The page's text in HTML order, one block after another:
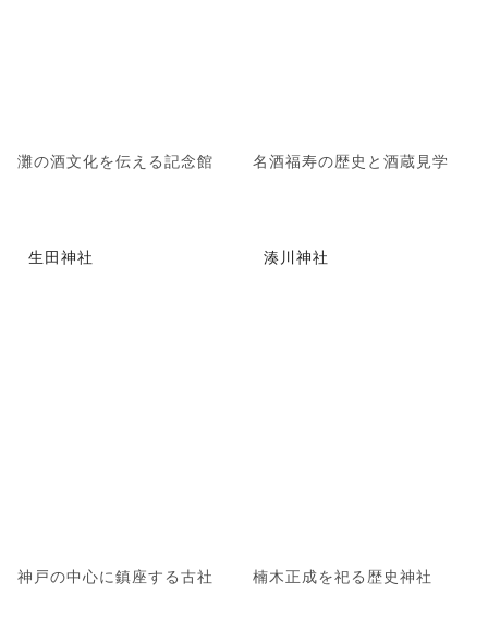
灘の酒文化を伝える記念館 名酒福寿の歴史と酒蔵見学
生田神社
神戸の中心に鎮座する古社
湊川神社
楠木正成を祀る歴史神社